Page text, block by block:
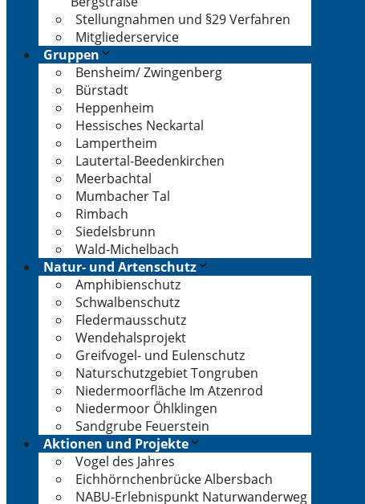
Stellungnahmen und §29 Verfahren
Mitgliederservice
Gruppen
Bensheim/ Zwingenberg
Bürstadt
Heppenheim
Hessisches Neckartal
Lampertheim
Lautertal-Beedenkirchen
Meerbachtal
Mumbacher Tal
Rimbach
Siedelsbrunn
Wald-Michelbach
Natur- und Artenschutz
Amphibienschutz
Schwalbenschutz
Fledermausschutz
Wendehalsprojekt
Greifvogel- und Eulenschutz
Naturschutzgebiet Tongruben
Niedermoorfläche Im Atzenrod
Niedermoor Öhlklingen
Sandgrube Feuerstein
Aktionen und Projekte
Vogel des Jahres
Eichhörnchenbrücke Albersbach
NABU-Erlebnispunkt Naturwanderweg